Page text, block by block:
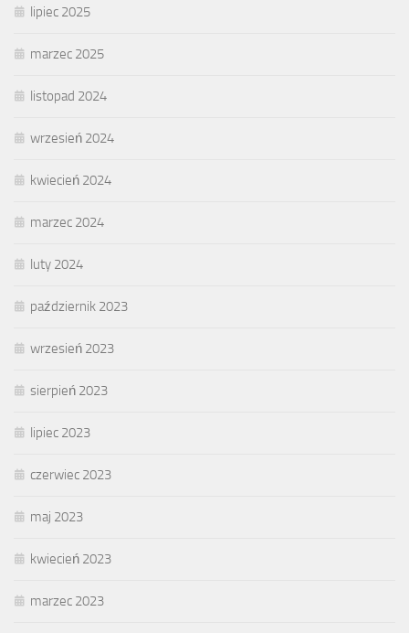
lipiec 2025
marzec 2025
listopad 2024
wrzesień 2024
kwiecień 2024
marzec 2024
luty 2024
październik 2023
wrzesień 2023
sierpień 2023
lipiec 2023
czerwiec 2023
maj 2023
kwiecień 2023
marzec 2023